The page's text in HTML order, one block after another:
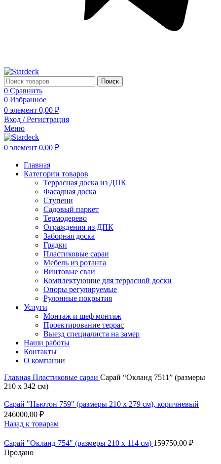
Поиск
0 Сравнить
0 Избранное
0 элемент 0,00 ₽
Вход / Регистрация
Меню
0 элемент 0,00 ₽
Главная
Категории товаров
Террасная доска из ДПК
Фасадная доска
Ступени
Садовый паркет
Термодерево
Ограждения из ДПК
Заборная доска
Грядки
Пластиковые сараи
Мебель из ротанга
Винтовые сваи
Комплектующие для террасной доски
Опоры регулируемые
Рулонные покрытия
Услуги
Монтаж и шеф монтаж
Проектирование террас
Выезд специалиста на замер
Наши работы
Контакты
О компании
Главная Пластиковые сараи Сарай “Окланд 7511” (размеры
210 х 342 см)
Сарай "Ньютон 759" (размеры 210 х 279 см), коричневый
246000,00 ₽
Назад к товарам
Сарай "Окланд 754" (размеры 210 х 114 см) 159750,00 ₽
Продано